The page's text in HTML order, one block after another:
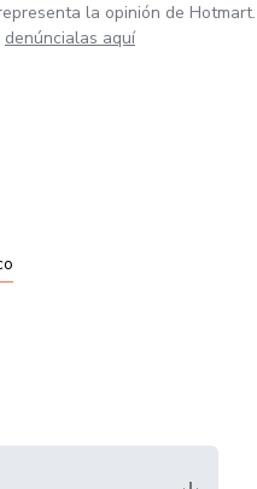
la opinión de Hotmart.
denúncialas aquí